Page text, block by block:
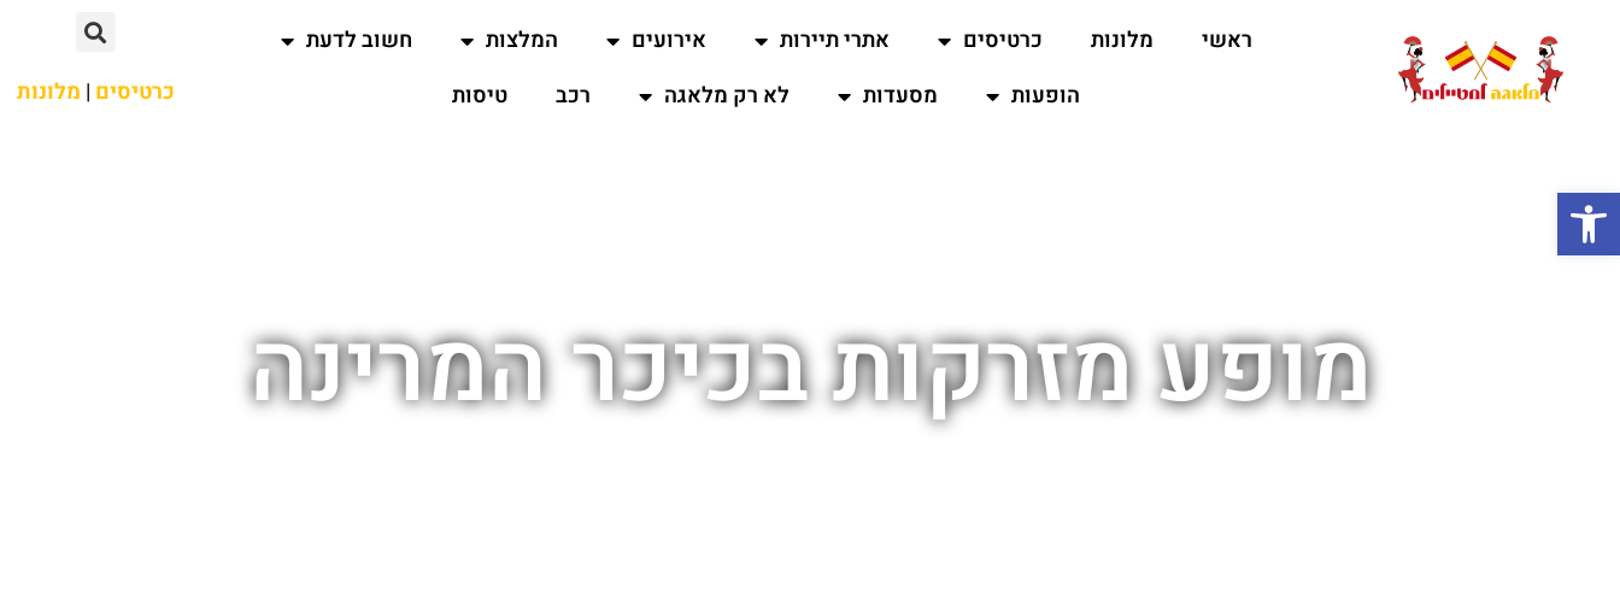
ראשי מלונות כרטיסים אתרי תיירות אירועים המלצות
חשוב לדעת
הופעות
מסעדות לא רק מלאגה רכב טיסות כרטיסים | מלונות
מופע מזרקות בכיכר המרינה
פתח סרגל נגישות